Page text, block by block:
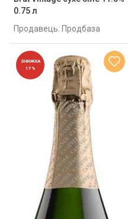
0.75 л
Продавець: Продбаза
ЗНИЖКА
17%